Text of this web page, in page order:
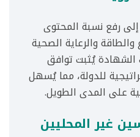
تسعى رؤية المملكة 2030 إلى رفع نسبة المحتوى
والرعاية الصحية
الشهادة يُثبت توافق
للدولة، مما يُسهل
على المدى الطويل.